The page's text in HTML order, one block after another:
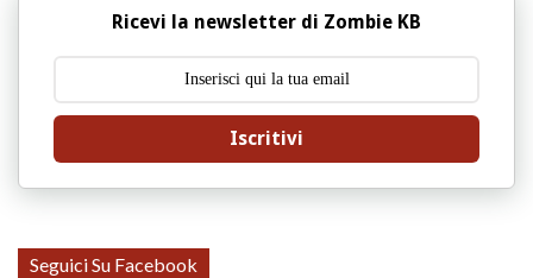
Ricevi la newsletter di Zombie KB
Iscritivi
Seguici Su Facebook